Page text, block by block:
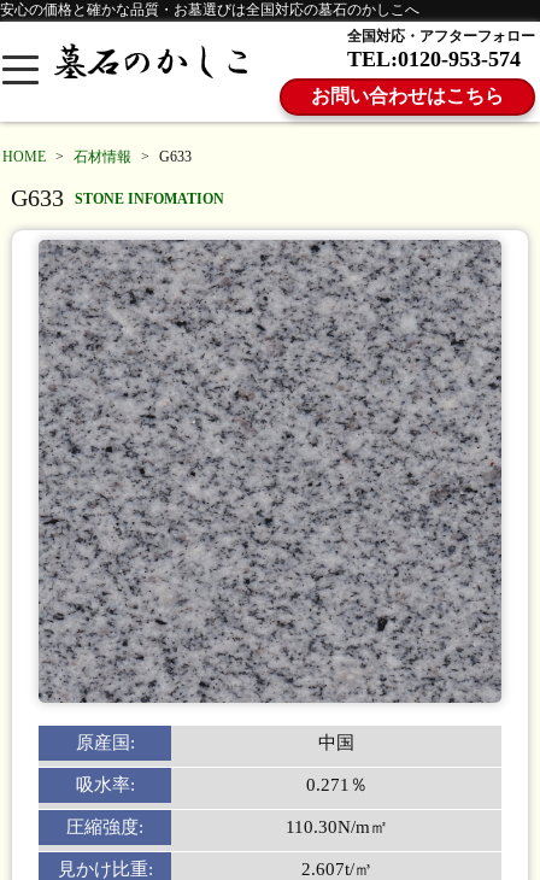
安心の価格と確かな品質・お墓選びは全国対応の墓石のかしこへ
全国対応・アフターフォロー
TEL:0120-953-574
お問い合わせはこちら
HOME > 石材情報 > G633
G633 STONE INFOMATION
原産国: 中国
吸水率: 0.271％
圧縮強度: 110.30N/m㎡
見かけ比重: 2.607t/㎥